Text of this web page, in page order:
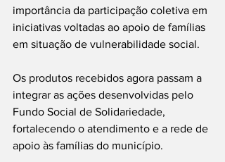
importância da participação coletiva em
iniciativas voltadas ao apoio de famílias
em situação de vulnerabilidade social.
Os produtos recebidos agora passam a
integrar as ações desenvolvidas pelo
Fundo Social de Solidariedade,
fortalecendo o atendimento e a rede de
apoio às famílias do município.